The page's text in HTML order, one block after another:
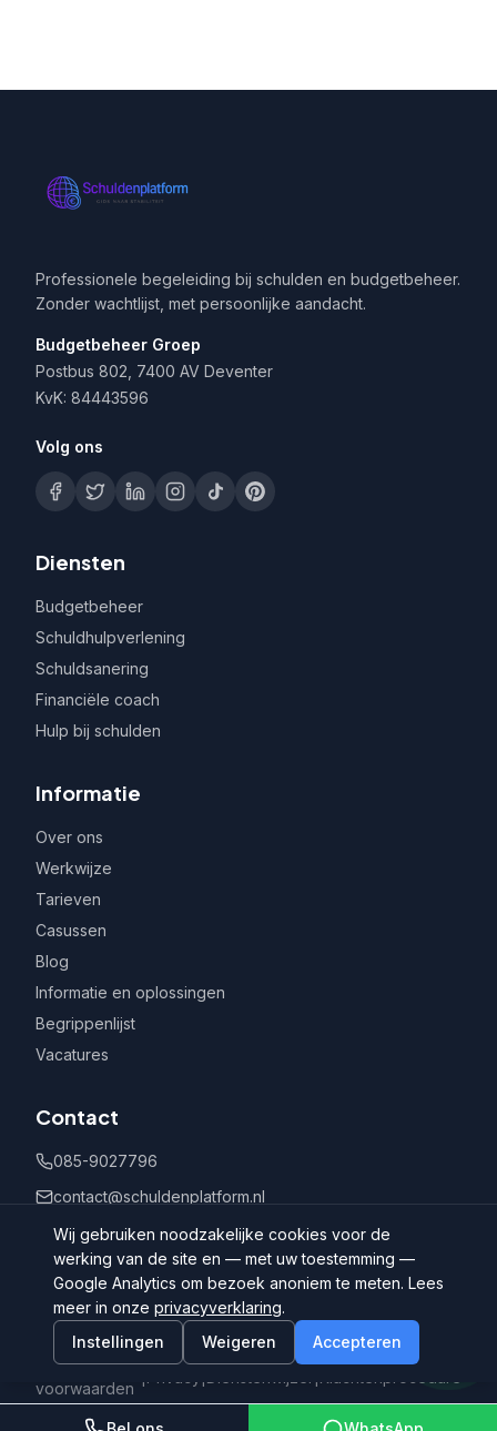
Professionele begeleiding bij schulden en budgetbeheer.
Zonder wachtlijst, met persoonlijke aandacht.
Budgetbeheer Groep
Postbus 802, 7400 AV Deventer
KvK: 84443596
Volg ons
Diensten
Budgetbeheer
Schuldhulpverlening
Schuldsanering
Financiële coach
Hulp bij schulden
Informatie
Over ons
Werkwijze
Tarieven
Casussen
Blog
Informatie en oplossingen
Begrippenlijst
Vacatures
Contact
085-9027796
contact@schuldenplatform.nl
Postbus 802, 7400 AV Deventer
©
Schuldenplatform.nl
Algemene
voorwaarden
Wij gebruiken noodzakelijke cookies voor de
werking van de site en — met uw toestemming —
Google Analytics om bezoek anoniem te meten. Lees
meer in onze privacyverklaring.
Instellingen
Weigeren Accepteren